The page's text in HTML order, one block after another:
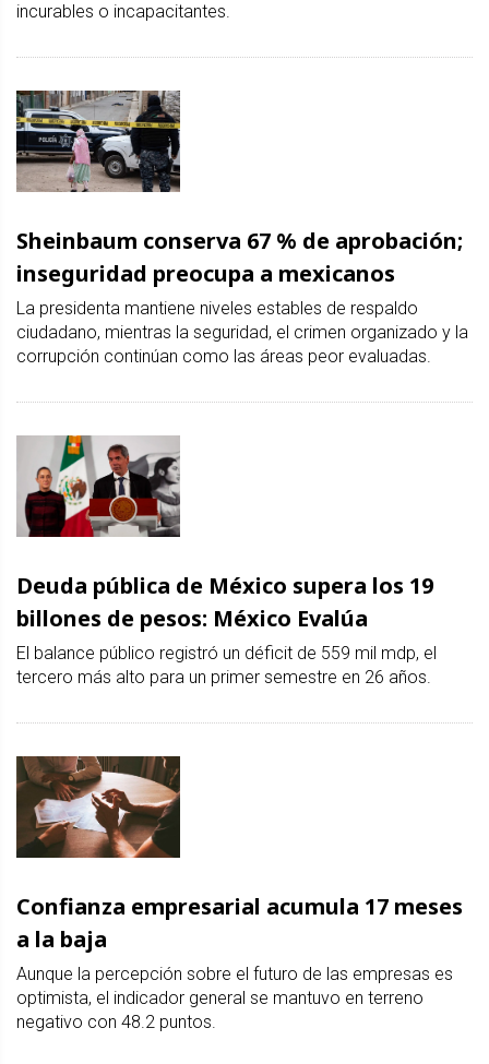
incurables o incapacitantes.
Sheinbaum conserva 67 % de aprobación;
inseguridad preocupa a mexicanos
La presidenta mantiene niveles estables de respaldo
ciudadano, mientras la seguridad, el crimen organizado y la
corrupción continúan como las áreas peor evaluadas.
Deuda pública de México supera los 19
billones de pesos: México Evalúa
El balance público registró un déficit de 559 mil mdp, el
tercero más alto para un primer semestre en 26 años.
Confianza empresarial acumula 17 meses
a la baja
Aunque la percepción sobre el futuro de las empresas es
optimista, el indicador general se mantuvo en terreno
negativo con 48.2 puntos.